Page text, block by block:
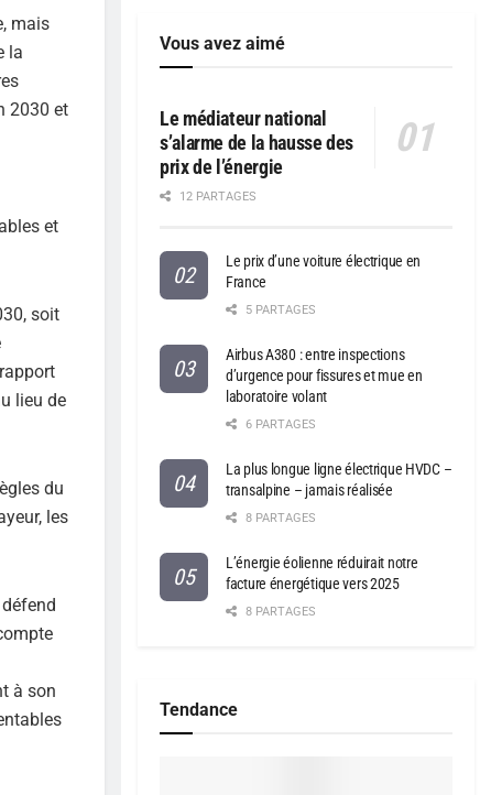
mais
la
2030 et
et
soit
lieu de
du
les
à son
Vous avez aimé
Le médiateur national
s’alarme de la hausse des
prix de l’énergie
12 PARTAGES
Le prix d’une voiture électrique en
France
5 PARTAGES
Airbus A380 : entre inspections
d’urgence pour fissures et mue en
laboratoire volant
6 PARTAGES
La plus longue ligne électrique HVDC –
transalpine – jamais réalisée
8 PARTAGES
L’énergie éolienne réduirait notre
facture énergétique vers 2025
8 PARTAGES
Tendance